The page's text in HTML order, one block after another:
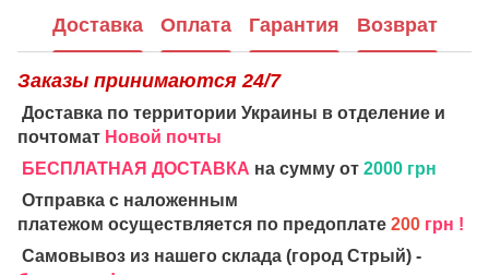
Доставка Оплата Гарантия Возврат
Заказы принимаются 24/7
Доставка по территории Украины в отделение и
почтомат Новой почты
БЕСПЛАТНАЯ ДОСТАВКА на сумму от 2000 грн
Отправка с наложенным
платежом осуществляется по предоплате 200 грн !
Самовывоз из нашего склада (город Стрый) -